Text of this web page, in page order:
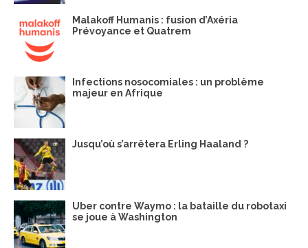
Malakoff Humanis : fusion d’Axéria
Prévoyance et Quatrem
Infections nosocomiales : un problème
majeur en Afrique
Jusqu’où s’arrêtera Erling Haaland ?
Uber contre Waymo : la bataille du robotaxi
se joue à Washington